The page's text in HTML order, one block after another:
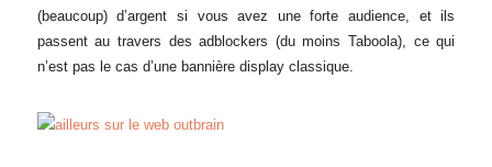
(beaucoup) d’argent si vous avez une forte audience, et ils
passent au travers des adblockers (du moins Taboola), ce qui
n’est pas le cas d’une bannière display classique.